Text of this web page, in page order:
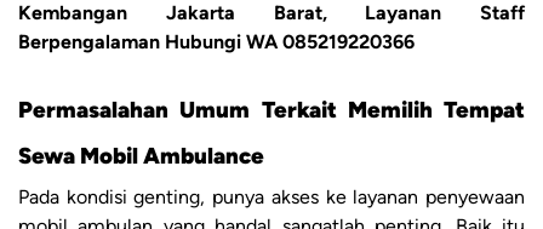
Kembangan Jakarta Barat, Layanan Staff
Berpengalaman Hubungi WA 085219220366
Permasalahan Umum Terkait Memilih Tempat
Sewa Mobil Ambulance
Pada kondisi genting, punya akses ke layanan penyewaan